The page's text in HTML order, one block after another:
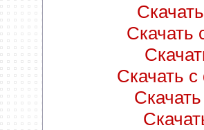
Скачать
Скачать